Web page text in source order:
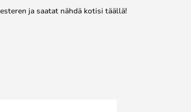
ja saatat nähdä kotisi täällä!